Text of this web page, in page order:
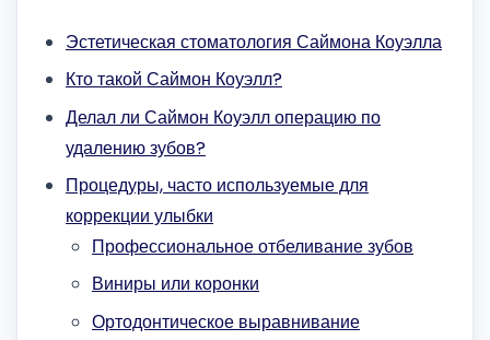
Эстетическая стоматология Саймона Коуэлла
Кто такой Саймон Коуэлл?
Делал ли Саймон Коуэлл операцию по
удалению зубов?
Процедуры, часто используемые для
коррекции улыбки
Профессиональное отбеливание зубов
Виниры или коронки
Ортодонтическое выравнивание